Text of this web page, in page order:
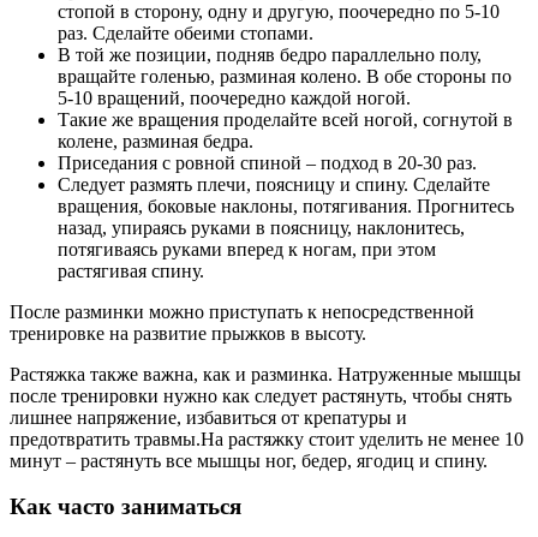
стопой в сторону, одну и другую, поочередно по 5-10
раз. Сделайте обеими стопами.
В той же позиции, подняв бедро параллельно полу,
вращайте голенью, разминая колено. В обе стороны по
5-10 вращений, поочередно каждой ногой.
Такие же вращения проделайте всей ногой, согнутой в
колене, разминая бедра.
Приседания с ровной спиной – подход в 20-30 раз.
Следует размять плечи, поясницу и спину. Сделайте
вращения, боковые наклоны, потягивания. Прогнитесь
назад, упираясь руками в поясницу, наклонитесь,
потягиваясь руками вперед к ногам, при этом
растягивая спину.
После разминки можно приступать к непосредственной
тренировке на развитие прыжков в высоту.
Растяжка также важна, как и разминка. Натруженные мышцы
после тренировки нужно как следует растянуть, чтобы снять
лишнее напряжение, избавиться от крепатуры и
предотвратить травмы.На растяжку стоит уделить не менее 10
минут – растянуть все мышцы ног, бедер, ягодиц и спину.
Как часто заниматься